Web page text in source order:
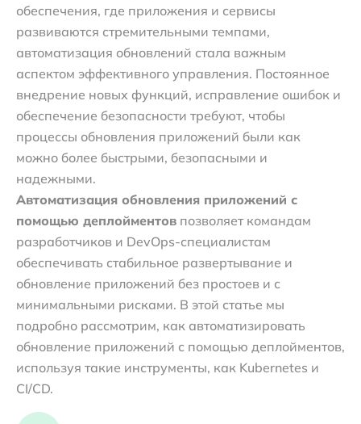
обеспечения, где приложения и сервисы
развиваются стремительными темпами,
автоматизация обновлений стала важным
аспектом эффективного управления. Постоянное
внедрение новых функций, исправление ошибок и
обеспечение безопасности требуют, чтобы
процессы обновления приложений были как
можно более быстрыми, безопасными и
надежными.
Автоматизация обновления приложений с
помощью деплойментов позволяет командам
разработчиков и DevOps-специалистам
обеспечивать стабильное развертывание и
обновление приложений без простоев и с
минимальными рисками. В этой статье мы
подробно рассмотрим, как автоматизировать
обновление приложений с помощью деплойментов,
используя такие инструменты, как Kubernetes и
CI/CD.